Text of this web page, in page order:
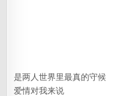
是两人世界里最真的守候
爱情对我来说